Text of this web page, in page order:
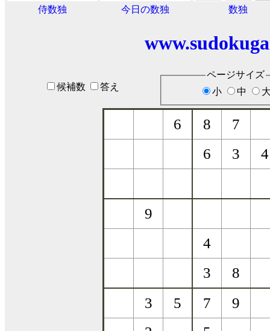
侍数独 今日の数独 数独
候補数 答え
ページサイズ
小
中